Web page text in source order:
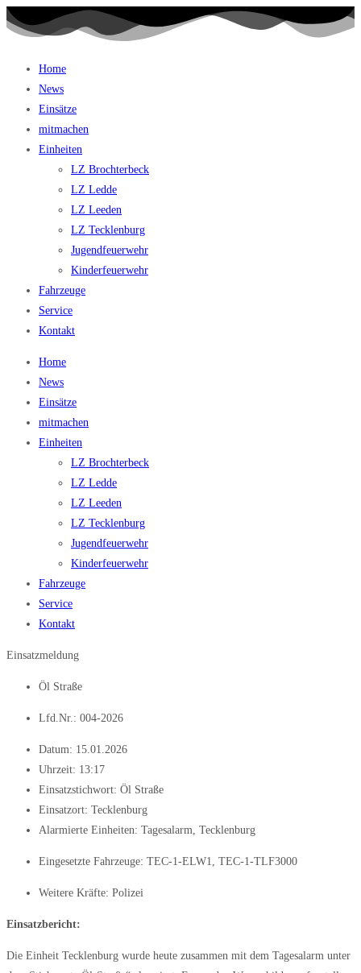
Home
News
Einsätze
mitmachen
Einheiten
LZ Brochterbeck
LZ Ledde
LZ Leeden
LZ Tecklenburg
Jugendfeuerwehr
Kinderfeuerwehr
Fahrzeuge
Service
Kontakt
Home
News
Einsätze
mitmachen
Einheiten
LZ Brochterbeck
LZ Ledde
LZ Leeden
LZ Tecklenburg
Jugendfeuerwehr
Kinderfeuerwehr
Fahrzeuge
Service
Kontakt
Einsatzmeldung
Öl Straße
Lfd.Nr.: 004-2026
Datum: 15.01.2026
Uhrzeit: 13:17
Einsatzstichwort: Öl Straße
Einsatzort: Tecklenburg
Alarmierte Einheiten: Tagesalarm, Tecklenburg
Eingesetzte Fahrzeuge: TEC-1-ELW1, TEC-1-TLF3000
Weitere Kräfte: Polizei
Einsatzbericht:
Die Einheit Tecklenburg wurde heute zusammen mit dem Tagesalarm unter